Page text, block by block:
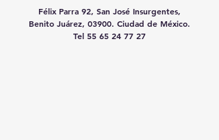
Félix Parra 92, San José Insurgentes,
Benito Juárez, 03900. Ciudad de México.
Tel 55 65 24 77 27